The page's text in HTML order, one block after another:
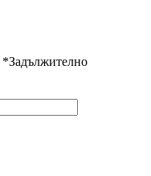
*Задължително